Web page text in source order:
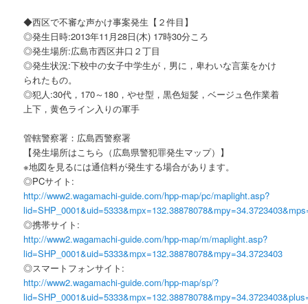
◆西区で不審な声かけ事案発生【２件目】
◎発生日時:2013年11月28日(木) 17時30分ころ
◎発生場所:広島市西区井口２丁目
◎発生状況:下校中の女子中学生が，男に，卑わいな言葉をかけ
られたもの。
◎犯人:30代，170～180，やせ型，黒色短髪，ベージュ色作業着
上下，黄色ライン入りの軍手
管轄警察署：広島西警察署
【発生場所はこちら（広島県警犯罪発生マップ）】
※地図を見るには通信料が発生する場合があります。
◎PCサイト:
http://www2.wagamachi-guide.com/hpp-map/pc/maplight.asp?
◎携帯サイト:
http://www2.wagamachi-guide.com/hpp-map/m/maplight.asp?
lid=SHP_0001&uid=5333&mpx=132.38878078&mpy=34.3723403
◎スマートフォンサイト:
http://www2.wagamachi-guide.com/hpp-map/sp/?